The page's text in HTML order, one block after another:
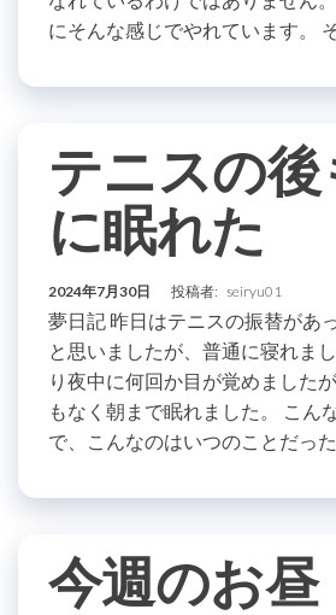
にそんな感じでやれています。
テニスの
に眠れた
2024年7月30日 投稿者: seiryu01
夢日記 昨日はテニスの振替があ
と思いましたが、普通に寝れま
り夜中に何回か目が覚めました
もなく朝まで眠れました。 こん
で、こんなのはいつのことだっ
今週のお昼